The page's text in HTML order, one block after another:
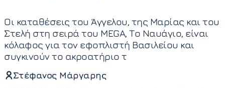
Οι καταθέσεις του Άγγελου, της Μαρίας και του
Στελή στη σειρά του MEGA, Το Ναυάγιο, είναι
κόλαφος για τον εφοπλιστή Βασιλείου και
συγκινούν το ακροατήριο τ
Στέφανος Μάργαρης